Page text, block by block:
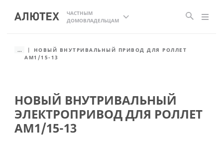
ЧАСТНЫМ
ДОМОВЛАДЕЛЬЦАМ
...
НОВЫЙ ВНУТРИВАЛЬНЫЙ ПРИВОД ДЛЯ РОЛЛЕТ
АМ1/15-13
НОВЫЙ ВНУТРИВАЛЬНЫЙ
ЭЛЕКТРОПРИВОД ДЛЯ РОЛЛЕТ
АМ1/15-13